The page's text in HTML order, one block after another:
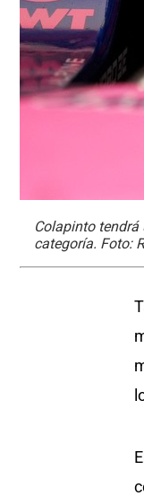
Colapinto
categoría. Foto: